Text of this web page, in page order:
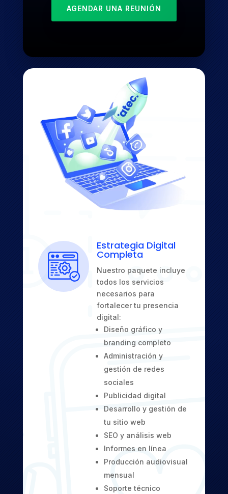
AGENDAR UNA REUNIÓN
Estrategia Digital
Completa
Nuestro paquete incluye
todos los servicios
necesarios para
fortalecer tu presencia
digital:
Diseño gráfico y
branding completo
Administración y
gestión de redes
sociales
Publicidad digital
Desarrollo y gestión de
tu sitio web
SEO y análisis web
Informes en línea
Producción audiovisual
mensual
Soporte técnico